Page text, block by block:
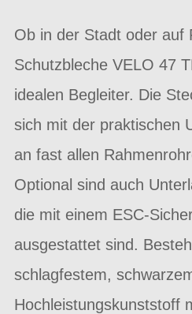
Ob in der Stadt oder auf
Schutzbleche VELO 47
idealen Begleiter. Die
sich mit der praktischen
an fast allen
Optional sind auch
die mit einem ESC-
ausgestattet sind.
schlagfestem,
Hochleistungskunststoff